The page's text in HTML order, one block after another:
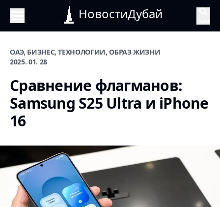
НовостиДубай
ОАЭ, БИЗНЕС, ТЕХНОЛОГИИ, ОБРАЗ ЖИЗНИ
2025. 01. 28
Сравнение флагманов:
Samsung S25 Ultra и iPhone
16